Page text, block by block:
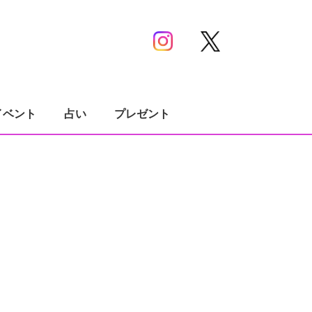
ント 占い プレゼント